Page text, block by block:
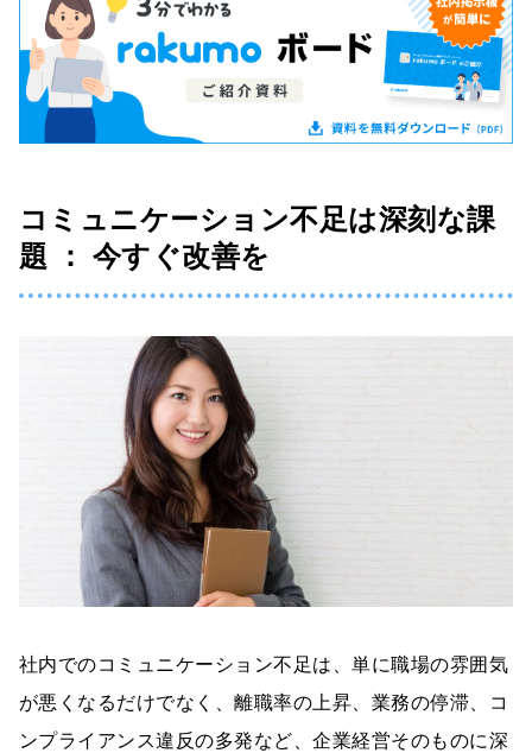
コミュニケーション不足は深刻な課
題 ： 今すぐ改善を
社内でのコミュニケーション不足は、単に職場の雰囲気
が悪くなるだけでなく、離職率の上昇、業務の停滞、コ
ンプライアンス違反の多発など、企業経営そのものに深